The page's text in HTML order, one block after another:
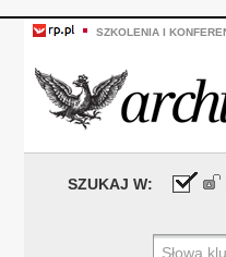
SZKOLENIA I
SZUKAJ W: